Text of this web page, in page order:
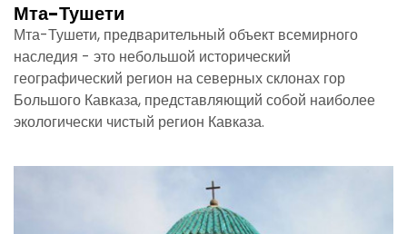
Мта-Тушети
Мта-Тушети, предварительный объект всемирного
наследия - это небольшой исторический
географический регион на северных склонах гор
Большого Кавказа, представляющий собой наиболее
экологически чистый регион Кавказа.